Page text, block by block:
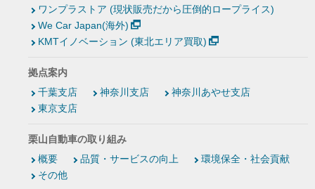
ワンプラストア (現状販売だから圧倒的ロープライス)
We Car Japan(海外)
KMTイノベーション (東北エリア買取)
拠点案内
千葉支店
神奈川支店
神奈川あやせ支店
東京支店
栗山自動車の取り組み
概要
品質・サービスの向上
環境保全・社会貢献
その他